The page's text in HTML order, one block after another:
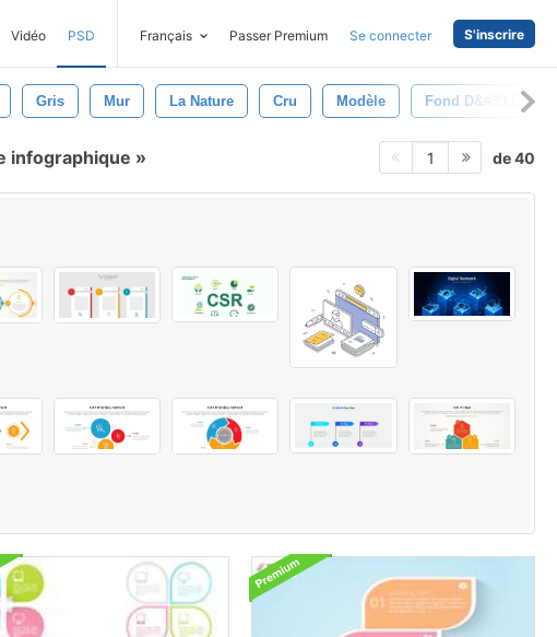
Vidéo PSD Français Passer Premium Se connecter S'inscrire
Gris Mur La Nature Cru Modèle Fond D&#39;écran
infographique 1 de 40